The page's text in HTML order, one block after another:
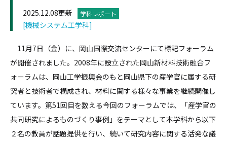
2025.12.08更新 学科レポート
[機械システム工学科]
11月7日（金）に、岡山国際交流センターにて標記フォーラム
が開催されました。2008年に設立された岡山新材料技術融合フ
ォーラムは、岡山工学振興会のもと岡山県下の産学官に属する研
究者と技術者で構成され、材料に関する様々な事業を継続開催し
ています。第51回目を数える今回のフォーラムでは、「産学官の
共同研究によるものづくり事例」をテーマとして本学科から以下
２名の教員が話題提供を行い、続いて研究内容に関する活発な議